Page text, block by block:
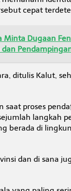
cepat
Minta Dugaan
ditulis Kalut,
proses
langkah
berada di
dan di sana